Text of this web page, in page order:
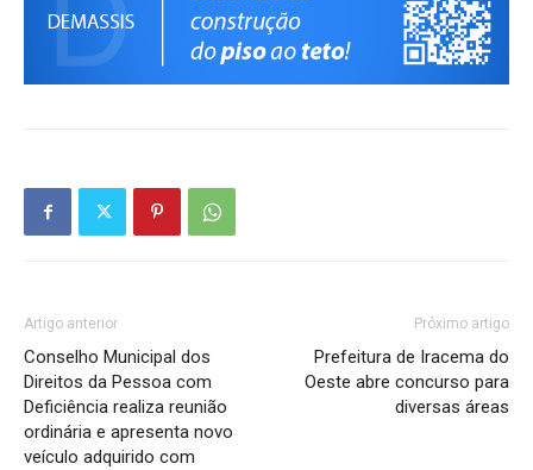
Artigo anterior
Conselho Municipal dos
Direitos da Pessoa com
Deficiência realiza reunião
ordinária e apresenta novo
veículo adquirido com
Próximo artigo
Prefeitura de Iracema do
Oeste abre concurso para
diversas áreas